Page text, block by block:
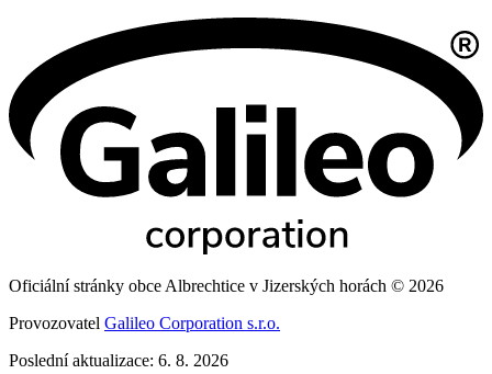
Oficiální stránky obce Albrechtice v Jizerských horách © 2026
Provozovatel Galileo Corporation s.r.o.
Poslední aktualizace: 6. 8. 2026